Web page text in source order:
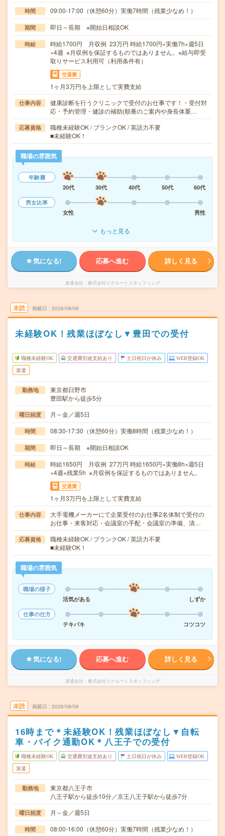
時間 09:00-17:00（休憩60分）実働7時間（残業少なめ！）
期間 即日～長期 ※開始日相談OK
時給
時給1700円 月収例 23万円 時給1700円×実働7h×週5日
×4週 ※月収例を保証するものではありません。※給与即受
取りサービス利用可（利用条件有）
交通費
1ヶ月3万円を上限として実費支給
仕事内容
健康診断を行うクリニックで受付のお仕事です！・受付対
応・予約管理・健診の補助(順番のご案内や身長体重…
応募資格
職種未経験OK / ブランクOK / 英語力不要
■未経験OK！
職場の雰囲気
年齢層
20代
30代 40代 50代
60代
男女比率
女性
男性
もっと見る
気になる! 応募へ進む 詳しく見る
派遣会社 株式会社リクルートスタッフィング
未読 掲載日 2026/08/06
未経験OK！残業ほぼなし▼豊田での受付
職種未経験OK 交通費別途支給あり 土日祝日が休み WEB登録OK
派遣
勤務地
東京都日野市
豊田駅から徒歩5分
曜日頻度 月～金／週5日
時間 08:30-17:30（休憩60分）実働8時間（残業少なめ！）
期間 即日～長期 ※開始日相談OK
時給
時給1650円 月収例 27万円 時給1650円×実働8h×週5日
×4週+残業5h ※月収例を保証するものではありません。
交通費
1ヶ月3万円を上限として実費支給
仕事内容
大手電機メーカーにて企業受付のお仕事2名体制で受付の
お仕事・来客対応・会議室の手配・会議室の準備、清…
応募資格
職種未経験OK / ブランクOK / 英語力不要
■未経験OK！
職場の雰囲気
職場の様子
活気がある
しずか
仕事の仕方
テキパキ
コツコツ
気になる! 応募へ進む 詳しく見る
派遣会社 株式会社リクルートスタッフィング
未読 掲載日 2026/08/06
16時まで＊未経験OK！残業ほぼなし▼自転
車・バイク通勤OK＊八王子での受付
職種未経験OK 交通費別途支給あり 土日祝日が休み WEB登録OK
派遣
勤務地
東京都八王子市
八王子駅から徒歩10分／京王八王子駅から徒歩7分
曜日頻度 月～金／週5日
時間 08:00-16:00（休憩60分）実働7時間（残業少なめ！）